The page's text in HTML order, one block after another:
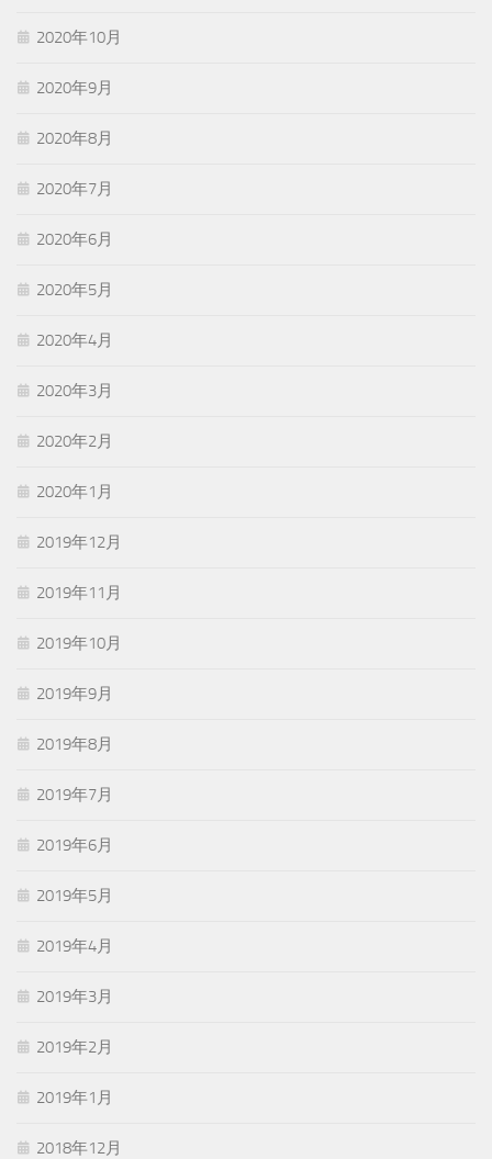
2020年10月
2020年9月
2020年8月
2020年7月
2020年6月
2020年5月
2020年4月
2020年3月
2020年2月
2020年1月
2019年12月
2019年11月
2019年10月
2019年9月
2019年8月
2019年7月
2019年6月
2019年5月
2019年4月
2019年3月
2019年2月
2019年1月
2018年12月